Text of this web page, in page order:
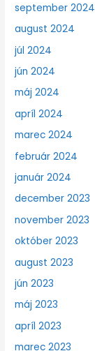
september 2024
august 2024
júl 2024
jún 2024
máj 2024
apríl 2024
marec 2024
február 2024
január 2024
december 2023
november 2023
október 2023
august 2023
jún 2023
máj 2023
apríl 2023
marec 2023